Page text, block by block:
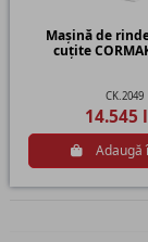
Mașină de
cuțite
CK.2049
14.545
Adaugă